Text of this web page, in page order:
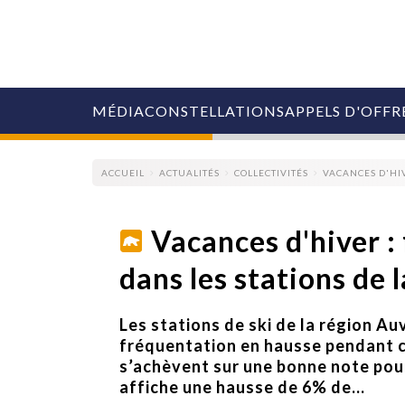
MÉDIA
COLLECTIVITÉS
AGENCES
RETAIL
MÉDIAS
MANAGEMENT
ÉVÉNEMENTIELS
CONSTELLATIONSAPPELS
ACCUEIL ACTUALITÉS COLLECTIVITÉS VACANCES
Vacances d'hiver
dans les stations de
Les stations de ski de la région
fréquentation en hausse pendant
s’achèvent sur une bonne note
affiche une hausse de 6% de...